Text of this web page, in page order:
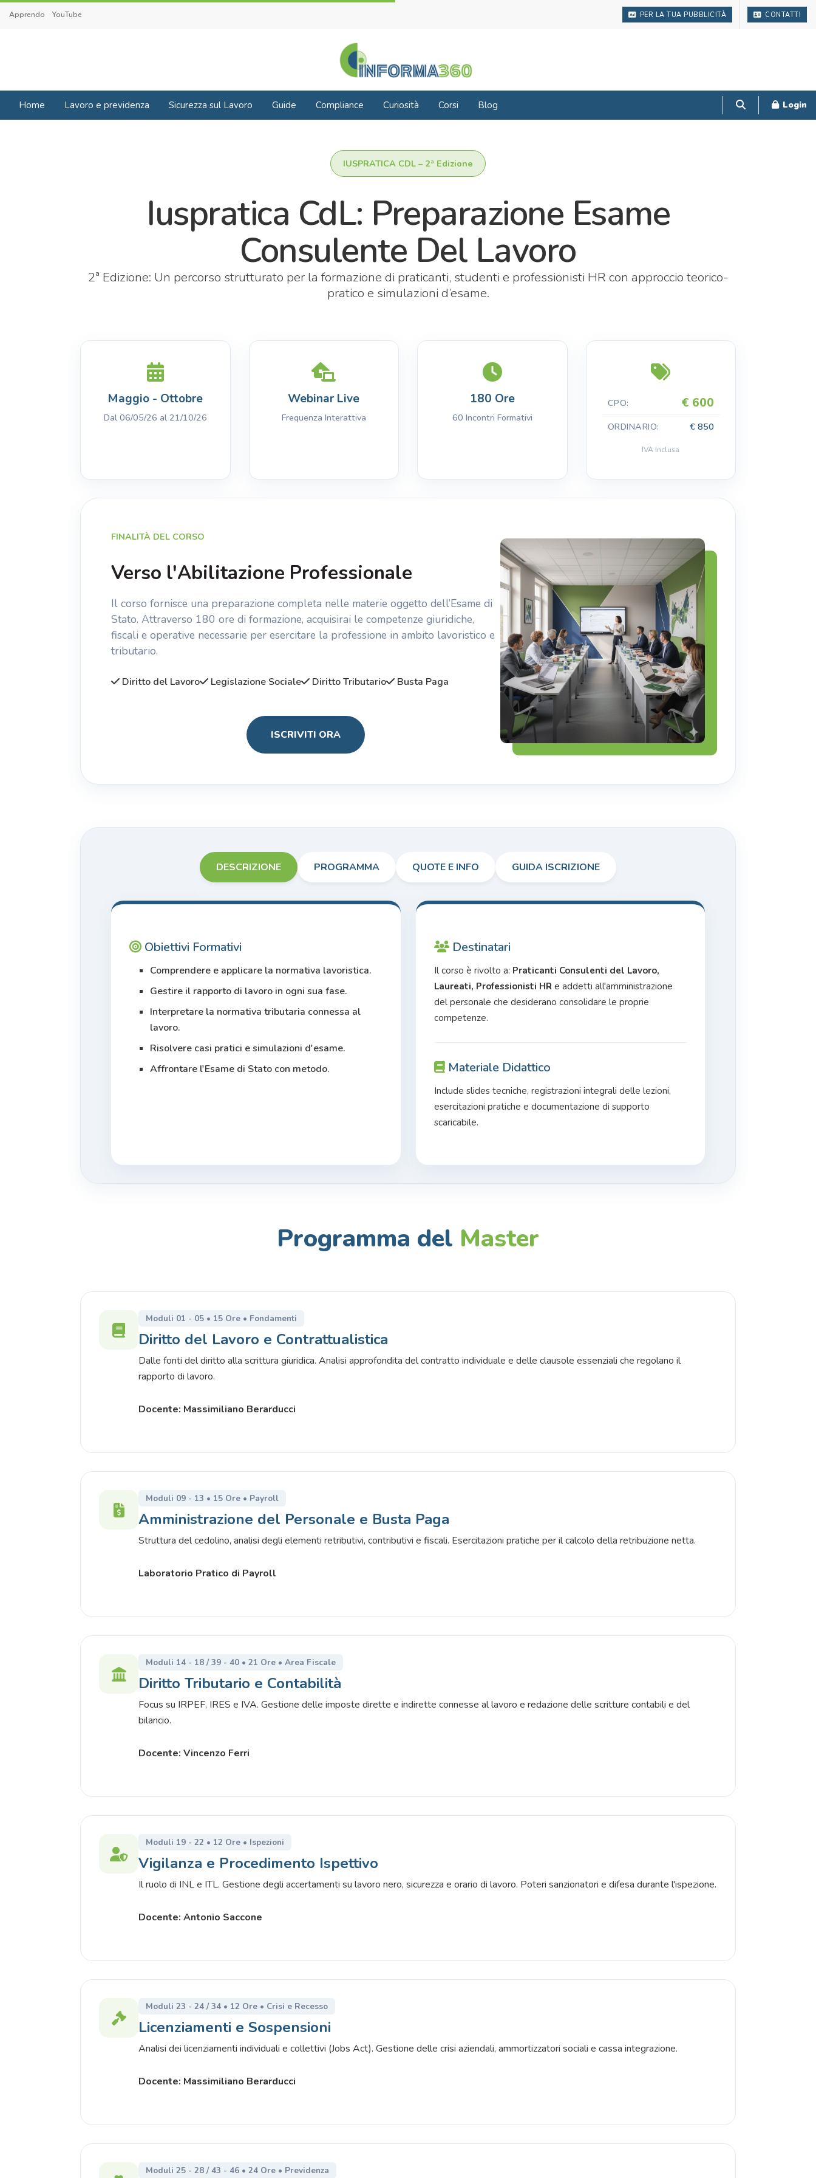
Apprendo YouTube PER LA TUA PUBBLICITÀ CONTATTI
Home Lavoro e previdenza Sicurezza sul Lavoro Guide Compliance Curiosità Corsi Blog Login
IUSPRATICA CDL – 2ª Edizione
Iuspratica CdL: Preparazione Esame
Consulente Del Lavoro
2ª Edizione: Un percorso strutturato per la formazione di praticanti, studenti e professionisti HR con approccio teorico-
pratico e simulazioni d’esame.
Maggio - Ottobre
Dal 06/05/26 al 21/10/26
Webinar Live
Frequenza Interattiva
180 Ore
60 Incontri Formativi
CPO: € 600
ORDINARIO: € 850
IVA Inclusa
FINALITÀ DEL CORSO
Verso l'Abilitazione Professionale
Il corso fornisce una preparazione completa nelle materie oggetto dell’Esame di
Stato. Attraverso 180 ore di formazione, acquisirai le competenze giuridiche,
fiscali e operative necessarie per esercitare la professione in ambito lavoristico e
tributario.
Diritto del Lavoro Legislazione Sociale Diritto Tributario Busta Paga
ISCRIVITI ORA
DESCRIZIONE PROGRAMMA QUOTE E INFO GUIDA ISCRIZIONE
Obiettivi Formativi
Comprendere e applicare la normativa lavoristica.
Gestire il rapporto di lavoro in ogni sua fase.
Interpretare la normativa tributaria connessa al
lavoro.
Risolvere casi pratici e simulazioni d'esame.
Affrontare l'Esame di Stato con metodo.
Destinatari
Il corso è rivolto a: Praticanti Consulenti del Lavoro,
Laureati, Professionisti HRe addetti all'amministrazione
del personale che desiderano consolidare le proprie
competenze.
Materiale Didattico
Include slides tecniche, registrazioni integrali delle lezioni,
esercitazioni pratiche e documentazione di supporto
scaricabile.
Programma del Master
Moduli 01 - 05 • 15 Ore • Fondamenti
Diritto del Lavoro e Contrattualistica
Dalle fonti del diritto alla scrittura giuridica. Analisi approfondita del contratto individuale e delle clausole essenziali che regolano il
rapporto di lavoro.
Docente: Massimiliano Berarducci
Moduli 09 - 13 • 15 Ore • Payroll
Amministrazione del Personale e Busta Paga
Struttura del cedolino, analisi degli elementi retributivi, contributivi e fiscali. Esercitazioni pratiche per il calcolo della retribuzione netta.
Laboratorio Pratico di Payroll
Moduli 14 - 18 / 39 - 40 • 21 Ore • Area Fiscale
Diritto Tributario e Contabilità
Focus su IRPEF, IRES e IVA. Gestione delle imposte dirette e indirette connesse al lavoro e redazione delle scritture contabili e del
bilancio.
Docente: Vincenzo Ferri
Moduli 19 - 22 • 12 Ore • Ispezioni
Vigilanza e Procedimento Ispettivo
Il ruolo di INL e ITL. Gestione degli accertamenti su lavoro nero, sicurezza e orario di lavoro. Poteri sanzionatori e difesa durante l'ispezione.
Docente: Antonio Saccone
Moduli 23 - 24 / 34 • 12 Ore • Crisi e Recesso
Licenziamenti e Sospensioni
Analisi dei licenziamenti individuali e collettivi (Jobs Act). Gestione delle crisi aziendali, ammortizzatori sociali e cassa integrazione.
Docente: Massimiliano Berarducci
Moduli 25 - 28 / 43 - 46 • 24 Ore • Previdenza